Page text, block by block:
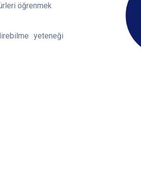
öğrenmek
yeteneği